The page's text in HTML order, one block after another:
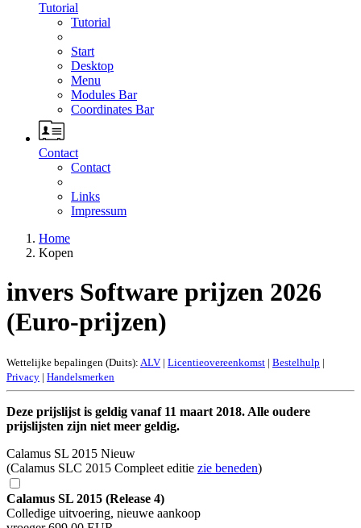
Tutorial
Tutorial
Start
Desktop
Menu
Modules Bar
Coordinates Bar
Contact
Contact
Links
Impressum
Home
Kopen
invers Software prijzen 2026
(Euro-prijzen)
Wettelijke bepalingen (Duits): ALV | Licentieovereenkomst | Bestelhulp |
Privacy | Handelsmerken
Deze prijslijst is geldig vanaf 11 maart 2018. Alle oudere
prijslijsten zijn niet meer geldig.
Calamus SL 2015 Nieuw
(Calamus SLC 2015 Compleet editie zie beneden)
Calamus SL 2015 (Release 4)
Colledige uitvoering, nieuwe aankoop